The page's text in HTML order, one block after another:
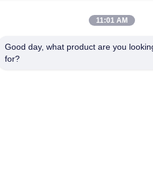
Línea
11:01 AM
Good day, what product are you
for?